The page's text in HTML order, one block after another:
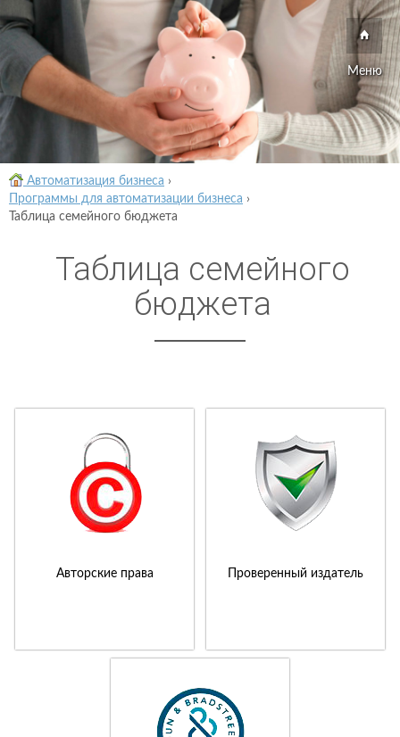
Меню
Автоматизация бизнеса ›
Программы для автоматизации бизнеса ›
Таблица семейного бюджета
Таблица семейного
бюджета
Авторские права Проверенный издатель